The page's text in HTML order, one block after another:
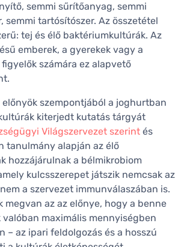
semmi sűrítőanyag, semmi
semmi tartósítószer. Az összetétel
tej és élő baktériumkultúrák. Az
emberek, a gyerekek vagy a
számára ez alapvető
szempontjából a joghurtban
kiterjedt kutatás tárgyát
Világszervezet szerint és
tanulmány alapján az élő
hozzájárulnak a bélmikrobiom
kulcsszerepet játszik nemcsak az
a szervezet immunválaszában is.
megvan az az előnye, hogy a benne
maximális mennyiségben
– az ipari feldolgozás és a hosszú